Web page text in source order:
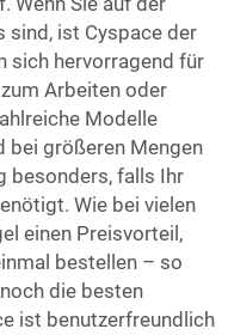
sind, ist Cyspace der
sich hervorragend für
Arbeiten oder
Modelle
bei größeren Mengen
besonders, falls Ihr
Wie bei vielen
einen Preisvorteil,
bestellen – so
die besten
ist benutzerfreundlich